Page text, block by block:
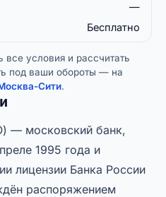
—
Бесплатно
все условия и рассчитать
под ваши обороты — на
Сити.
— московский банк,
1995 года и
лицензии Банка России
распоряжением